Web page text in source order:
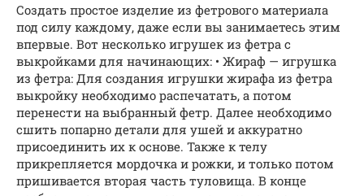
Создать простое изделие из фетрового материала
под силу каждому, даже если вы занимаетесь этим
впервые. Вот несколько игрушек из фетра с
выкройками для начинающих: • Жираф — игрушка
из фетра: Для создания игрушки жирафа из фетра
выкройку необходимо распечатать, а потом
перенести на выбранный фетр. Далее необходимо
сшить попарно детали для ушей и аккуратно
присоединить их к основе. Также к телу
прикрепляется мордочка и рожки, и только потом
пришивается вторая часть туловища. В конце